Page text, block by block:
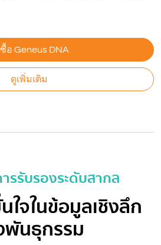
อ Geneus DNA
ดูเพิ่มเติม
รรับรองระดับสากล
ใจในข้อมูลเชิงลึก
พันธุกรรม